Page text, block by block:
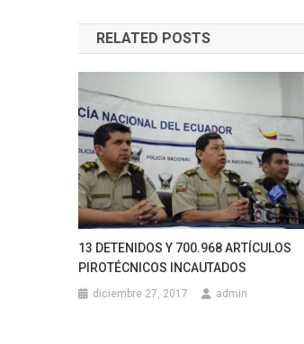
de
entradas
RELATED POSTS
13 DETENIDOS Y 700.968 ARTÍCULOS
PIROTÉCNICOS INCAUTADOS
diciembre 27, 2017 admin